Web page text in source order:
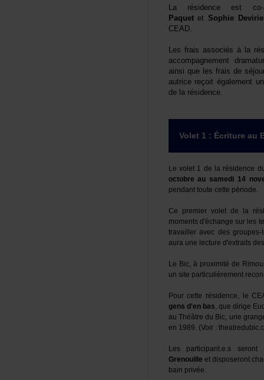
Paquet et
CEAD.
delarésidence.
pendanttoutecettepériode.
gensd'enbas
Grenouille
bainprivée.